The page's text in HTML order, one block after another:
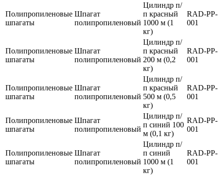
Полипропиленовые
шпагаты
Шпагат
полипропиленовый
Цилиндр п/
п красный
1000 м (1
кг)
RAD-PP-
001
Полипропиленовые
шпагаты
Шпагат
полипропиленовый
Цилиндр п/
п красный
200 м (0,2
кг)
RAD-PP-
001
Полипропиленовые
шпагаты
Шпагат
полипропиленовый
Цилиндр п/
п красный
500 м (0,5
кг)
RAD-PP-
001
Полипропиленовые
шпагаты
Шпагат
полипропиленовый
Цилиндр п/
п синий 100
м (0,1 кг)
RAD-PP-
001
Полипропиленовые
шпагаты
Шпагат
полипропиленовый
Цилиндр п/
п синий
1000 м (1
кг)
RAD-PP-
001